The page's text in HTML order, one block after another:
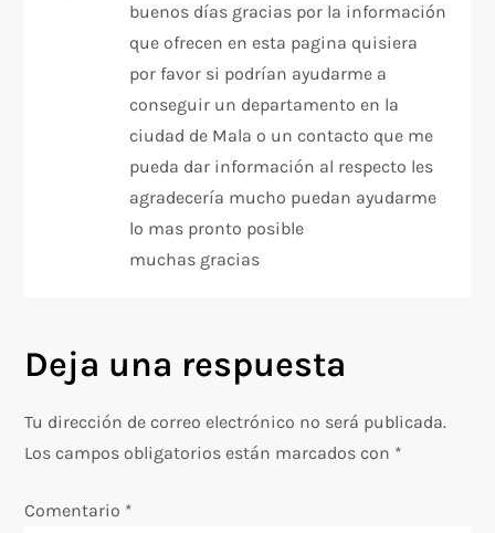
buenos días gracias por la información
que ofrecen en esta pagina quisiera
por favor si podrían ayudarme a
conseguir un departamento en la
ciudad de Mala o un contacto que me
pueda dar información al respecto les
agradecería mucho puedan ayudarme
lo mas pronto posible
muchas gracias
Deja una respuesta
Tu dirección de correo electrónico no será publicada.
Los campos obligatorios están marcados con *
Comentario *